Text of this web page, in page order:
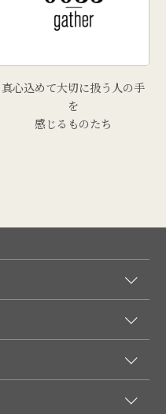
真心込めて大切に扱う人の手
を
感じるものたち